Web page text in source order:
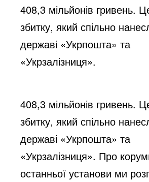
408,3 мільйонів гривень.
збитку, який спільно
державі «Укрпошта» та
«Укрзалізниця».
408,3 мільйонів гривень.
збитку, який спільно
державі «Укрпошта» та
«Укрзалізниця». Про
останньої установи ми